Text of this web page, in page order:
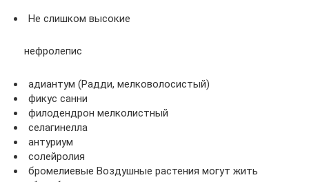
Не слишком высокие
нефролепис
адиантум (Радди, мелковолосистый)
фикус санни
филодендрон мелколистный
селагинелла
антуриум
солейролия
бромелиевые Воздушные растения могут жить